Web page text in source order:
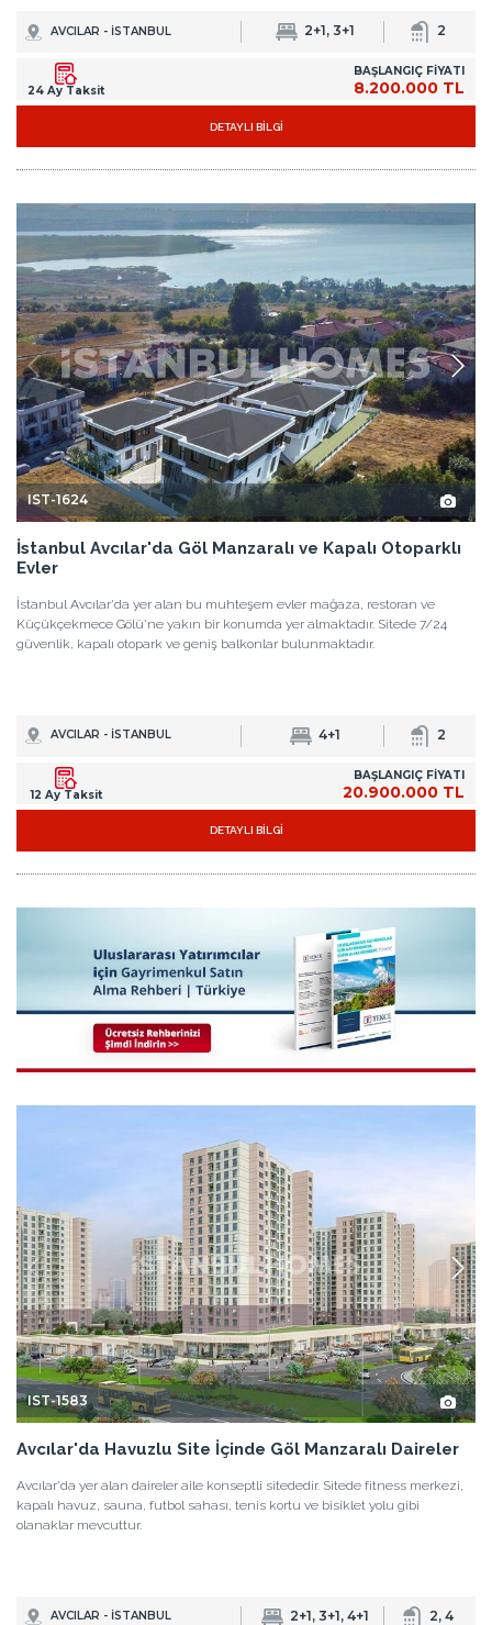
AVCILAR - İSTANBUL 2+1, 3+1 2
24 Ay Taksit
BAŞLANGIÇ FİYATI
8.200.000 TL
DETAYLI BİLGİ
IST-1624
İstanbul Avcılar'da Göl Manzaralı ve Kapalı Otoparklı
Evler
İstanbul Avcılar'da yer alan bu muhteşem evler mağaza, restoran ve
Küçükçekmece Gölü'ne yakın bir konumda yer almaktadır. Sitede 7/24
güvenlik, kapalı otopark ve geniş balkonlar bulunmaktadır.
AVCILAR - İSTANBUL 4+1 2
12 Ay Taksit
BAŞLANGIÇ FİYATI
20.900.000 TL
DETAYLI BİLGİ
IST-1583
Avcılar'da Havuzlu Site İçinde Göl Manzaralı Daireler
Avcılar'da yer alan daireler aile konseptli sitededir. Sitede fitness merkezi,
kapalı havuz, sauna, futbol sahası, tenis kortu ve bisiklet yolu gibi
olanaklar mevcuttur.
AVCILAR - İSTANBUL 2+1, 3+1, 4+1 2, 4